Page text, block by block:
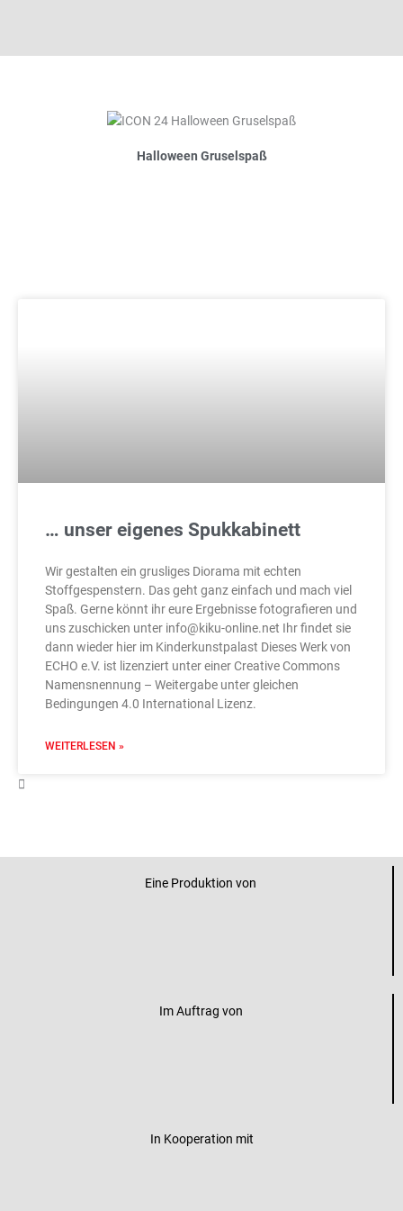
Halloween Gruselspaß
… unser eigenes Spukkabinett
Wir gestalten ein grusliges Diorama mit echten
Stoffgespenstern. Das geht ganz einfach und mach viel
Spaß. Gerne könnt ihr eure Ergebnisse fotografieren und
uns zuschicken unter info@kiku-online.net Ihr findet sie
dann wieder hier im Kinderkunstpalast Dieses Werk von
ECHO e.V. ist lizenziert unter einer Creative Commons
Namensnennung – Weitergabe unter gleichen
Bedingungen 4.0 International Lizenz.
WEITERLESEN »
Eine Produktion von
Im Auftrag von
In Kooperation mit